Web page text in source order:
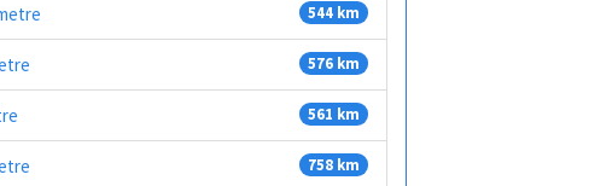
544 km
576 km
561 km
758 km